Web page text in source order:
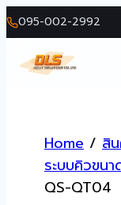
095-002-2992
contentHome / สิ
ระบบคิวขนา
QS-QT04